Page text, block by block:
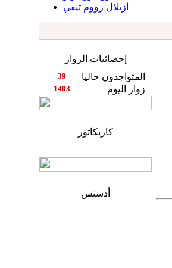
أزيلال زووم تيفي
إحصائيات الزوار
المتواجدون حاليا
39
زوار اليوم 1403
كاريكاتور
أدسنس